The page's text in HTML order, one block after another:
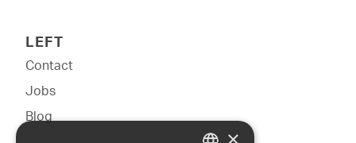
LEFT
Contact
Jobs
Blog